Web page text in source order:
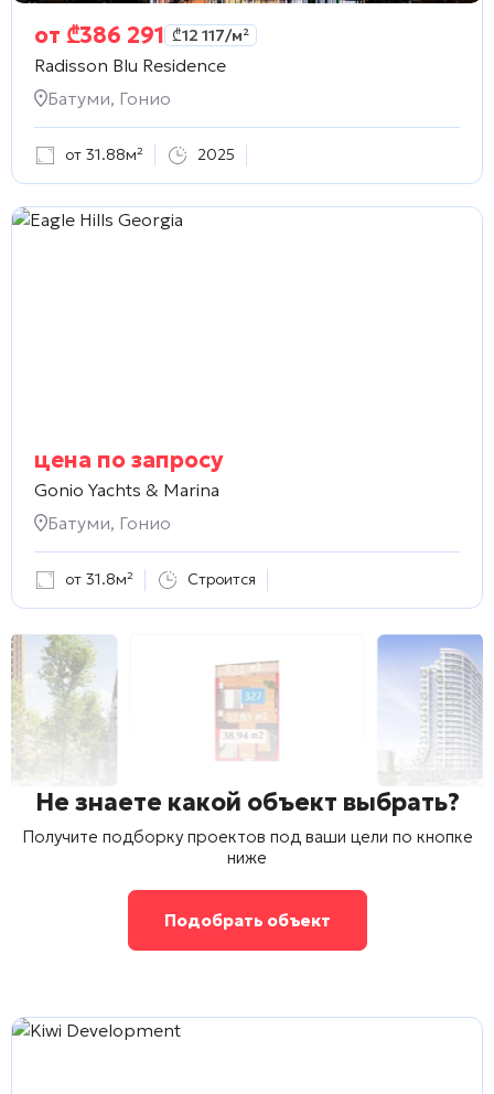
от ₾386 291 ₾12 117/м²
Radisson Blu Residence
Батуми, Гонио
от 31.88м² 2025
цена по запросу
Gonio Yachts & Marina
Батуми, Гонио
от 31.8м² Строится
Не знаете какой объект выбрать?
Получите подборку проектов под ваши цели по кнопке
ниже
Подобрать объект